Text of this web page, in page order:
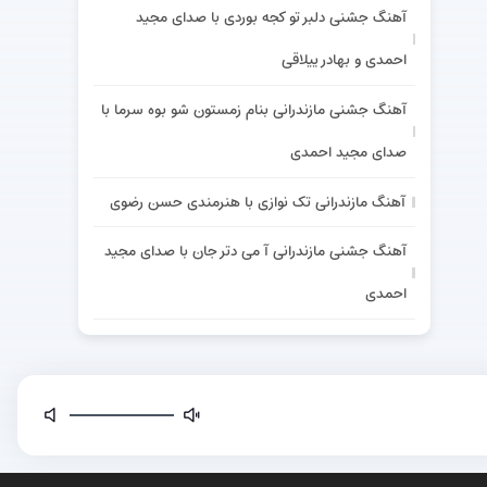
آهنگ جشنی دلبر تو کجه بوردی با صدای مجید
احمدی و بهادر ییلاقی
آهنگ جشنی مازندرانی بنام زمستون شو بوه سرما با
صدای مجید احمدی
آهنگ مازندرانی تک نوازی با هنرمندی حسن رضوی
آهنگ جشنی مازندرانی آ می دتر جان با صدای مجید
احمدی